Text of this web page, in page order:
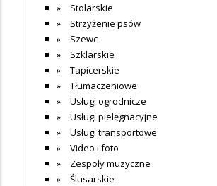
Stolarskie
Strzyżenie psów
Szewc
Szklarskie
Tapicerskie
Tłumaczeniowe
Usługi ogrodnicze
Usługi pielęgnacyjne
Usługi transportowe
Video i foto
Zespoły muzyczne
Ślusarskie